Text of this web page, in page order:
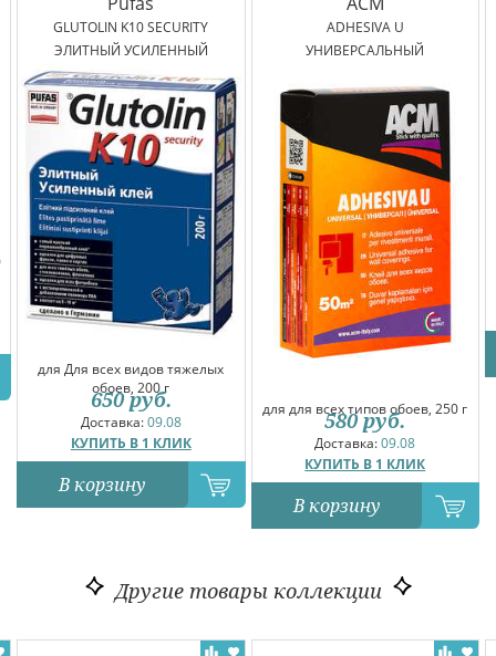
GLUTOLIN K10 SECURITY
ЭЛИТНЫЙ УСИЛЕННЫЙ
для Для всех видов тяжелых
обоев, 200 г
Доставка:09.08
КУПИТЬ В 1 КЛИК
650 руб.
В корзину
ADHESIVA U
УНИВЕРСАЛЬНЫЙ
для для всех типов обоев, 250 г
Доставка:09.08
КУПИТЬ В 1 КЛИК
580 руб.
В корзину
Другие товары коллекции